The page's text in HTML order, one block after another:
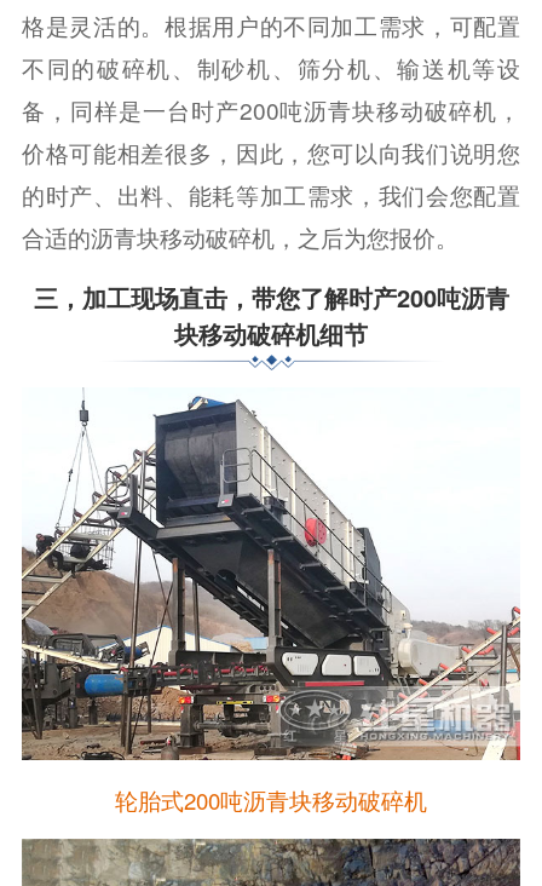
格是灵活的。根据用户的不同加工需求，可配置
不同的破碎机、制砂机、筛分机、输送机等设
备，同样是一台时产200吨沥青块移动破碎机，
价格可能相差很多，因此，您可以向我们说明您
的时产、出料、能耗等加工需求，我们会您配置
合适的沥青块移动破碎机，之后为您报价。
三，加工现场直击，带您了解时产200吨沥青
块移动破碎机细节
轮胎式200吨沥青块移动破碎机